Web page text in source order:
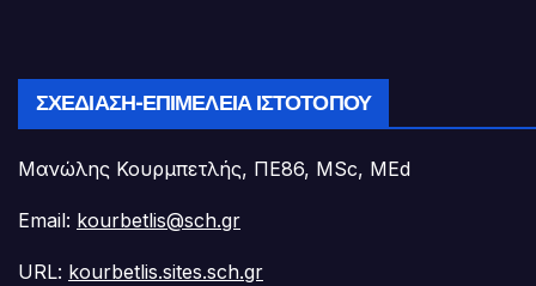
ΣΧΕΔΊΑΣΗ-ΕΠΙΜΈΛΕΙΑ ΙΣΤΟΤΌΠΟΥ
Μανώλης Κουρμπετλής, ΠΕ86, MSc, MEd
Email: kourbetlis@sch.gr
URL: kourbetlis.sites.sch.gr